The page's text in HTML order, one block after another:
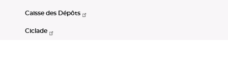
Caisse des Dépôts
Ciclade